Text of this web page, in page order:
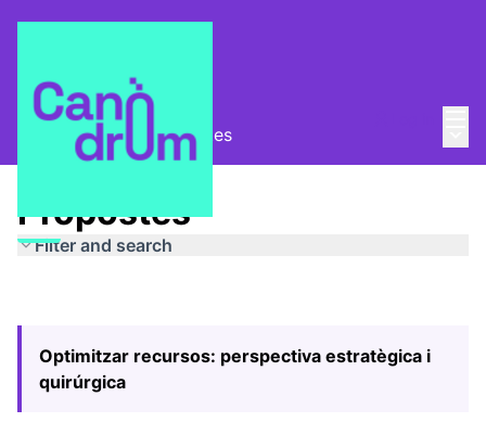
Pla Estratègic Propostes
Propostes
Filter and search
Optimitzar recursos: perspectiva estratègica i
quirúrgica